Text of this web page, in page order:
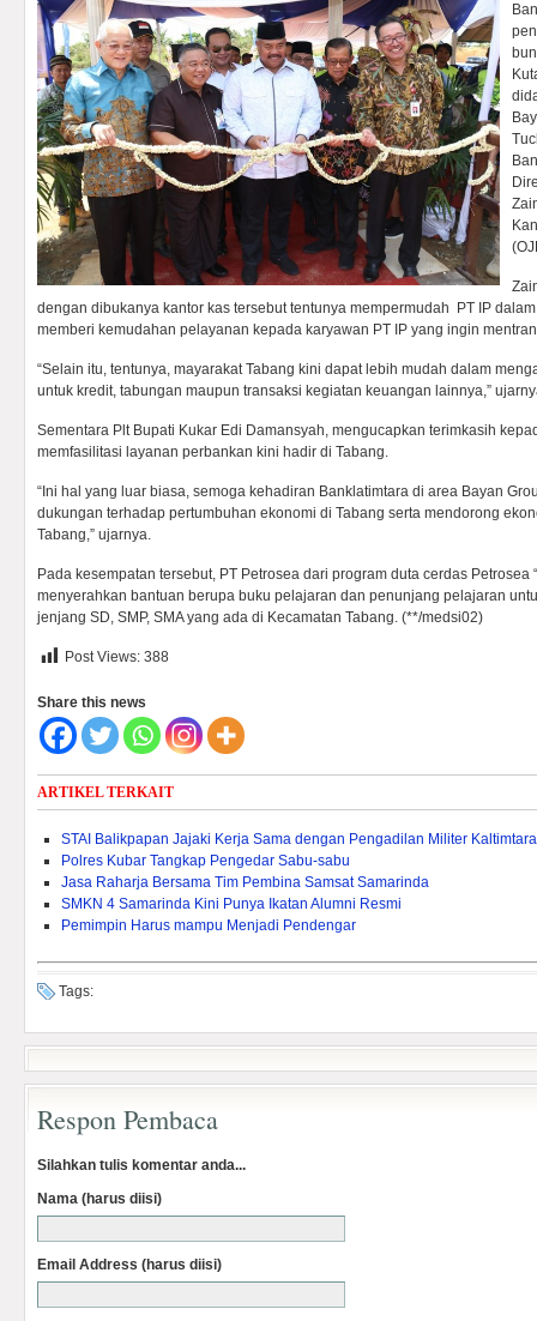
dengan dibukanya kantor kas tersebut tentunya mempermudah PT IP
memberi kemudahan pelayanan kepada karyawan PT IP yang ingin
“Selain itu, tentunya, mayarakat Tabang kini dapat lebih mudah dalam
untuk kredit, tabungan maupun transaksi kegiatan keuangan lainnya,”
Sementara Plt Bupati Kukar Edi Damansyah, mengucapkan terimkasih
memfasilitasi layanan perbankan kini hadir di Tabang.
“Ini hal yang luar biasa, semoga kehadiran Banklatimtara di area Bayan
dukungan terhadap pertumbuhan ekonomi di Tabang serta mendorong
Tabang,” ujarnya.
Pada kesempatan tersebut, PT Petrosea dari program duta cerdas Petrosea
menyerahkan bantuan berupa buku pelajaran dan penunjang pelajaran
jenjang SD, SMP, SMA yang ada di Kecamatan Tabang. (**/medsi02)
Post Views: 388
Share this news
ARTIKEL TERKAIT
STAI Balikpapan Jajaki Kerja Sama dengan Pengadilan Militer Kaltimtara
Polres Kubar Tangkap Pengedar Sabu-sabu
Jasa Raharja Bersama Tim Pembina Samsat Samarinda
SMKN 4 Samarinda Kini Punya Ikatan Alumni Resmi
Pemimpin Harus mampu Menjadi Pendengar
Tags:
Respon Pembaca
Silahkan tulis komentar anda...
Nama (harus diisi)
Email Address (harus diisi)